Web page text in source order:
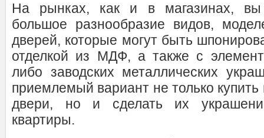
На рынках, как и в магазинах, вы
большое разнообразие видов,
дверей, которые могут быть
отделкой из МДФ, а также с
либо заводских металлических
приемлемый вариант не только
двери, но и сделать их
квартиры.